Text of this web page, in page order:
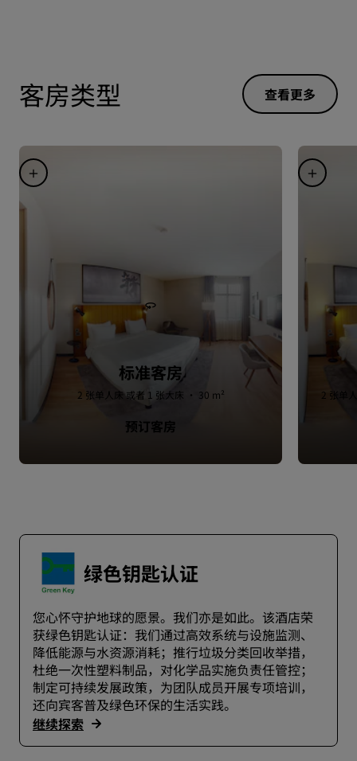
客房类型 查看更多
标准客房
2 张单人床 或者 1 张大床 · 30 m²
预订客房
2 张单
绿色钥匙认证
您心怀守护地球的愿景。我们亦是如此。该酒店荣
获绿色钥匙认证：我们通过高效系统与设施监测、
降低能源与水资源消耗；推行垃圾分类回收举措，
杜绝一次性塑料制品，对化学品实施负责任管控；
制定可持续发展政策，为团队成员开展专项培训，
还向宾客普及绿色环保的生活实践。
继续探索